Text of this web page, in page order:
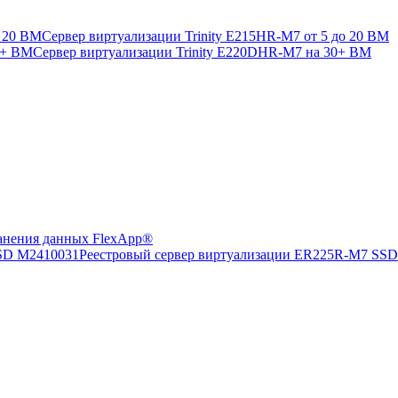
Сервер виртуализации Trinity E215HR-M7 от 5 до 20 ВМ
Сервер виртуализации Trinity E220DHR-M7 на 30+ ВМ
данных FlexApp®
Реестровый сервер виртуализации ER225R-M7